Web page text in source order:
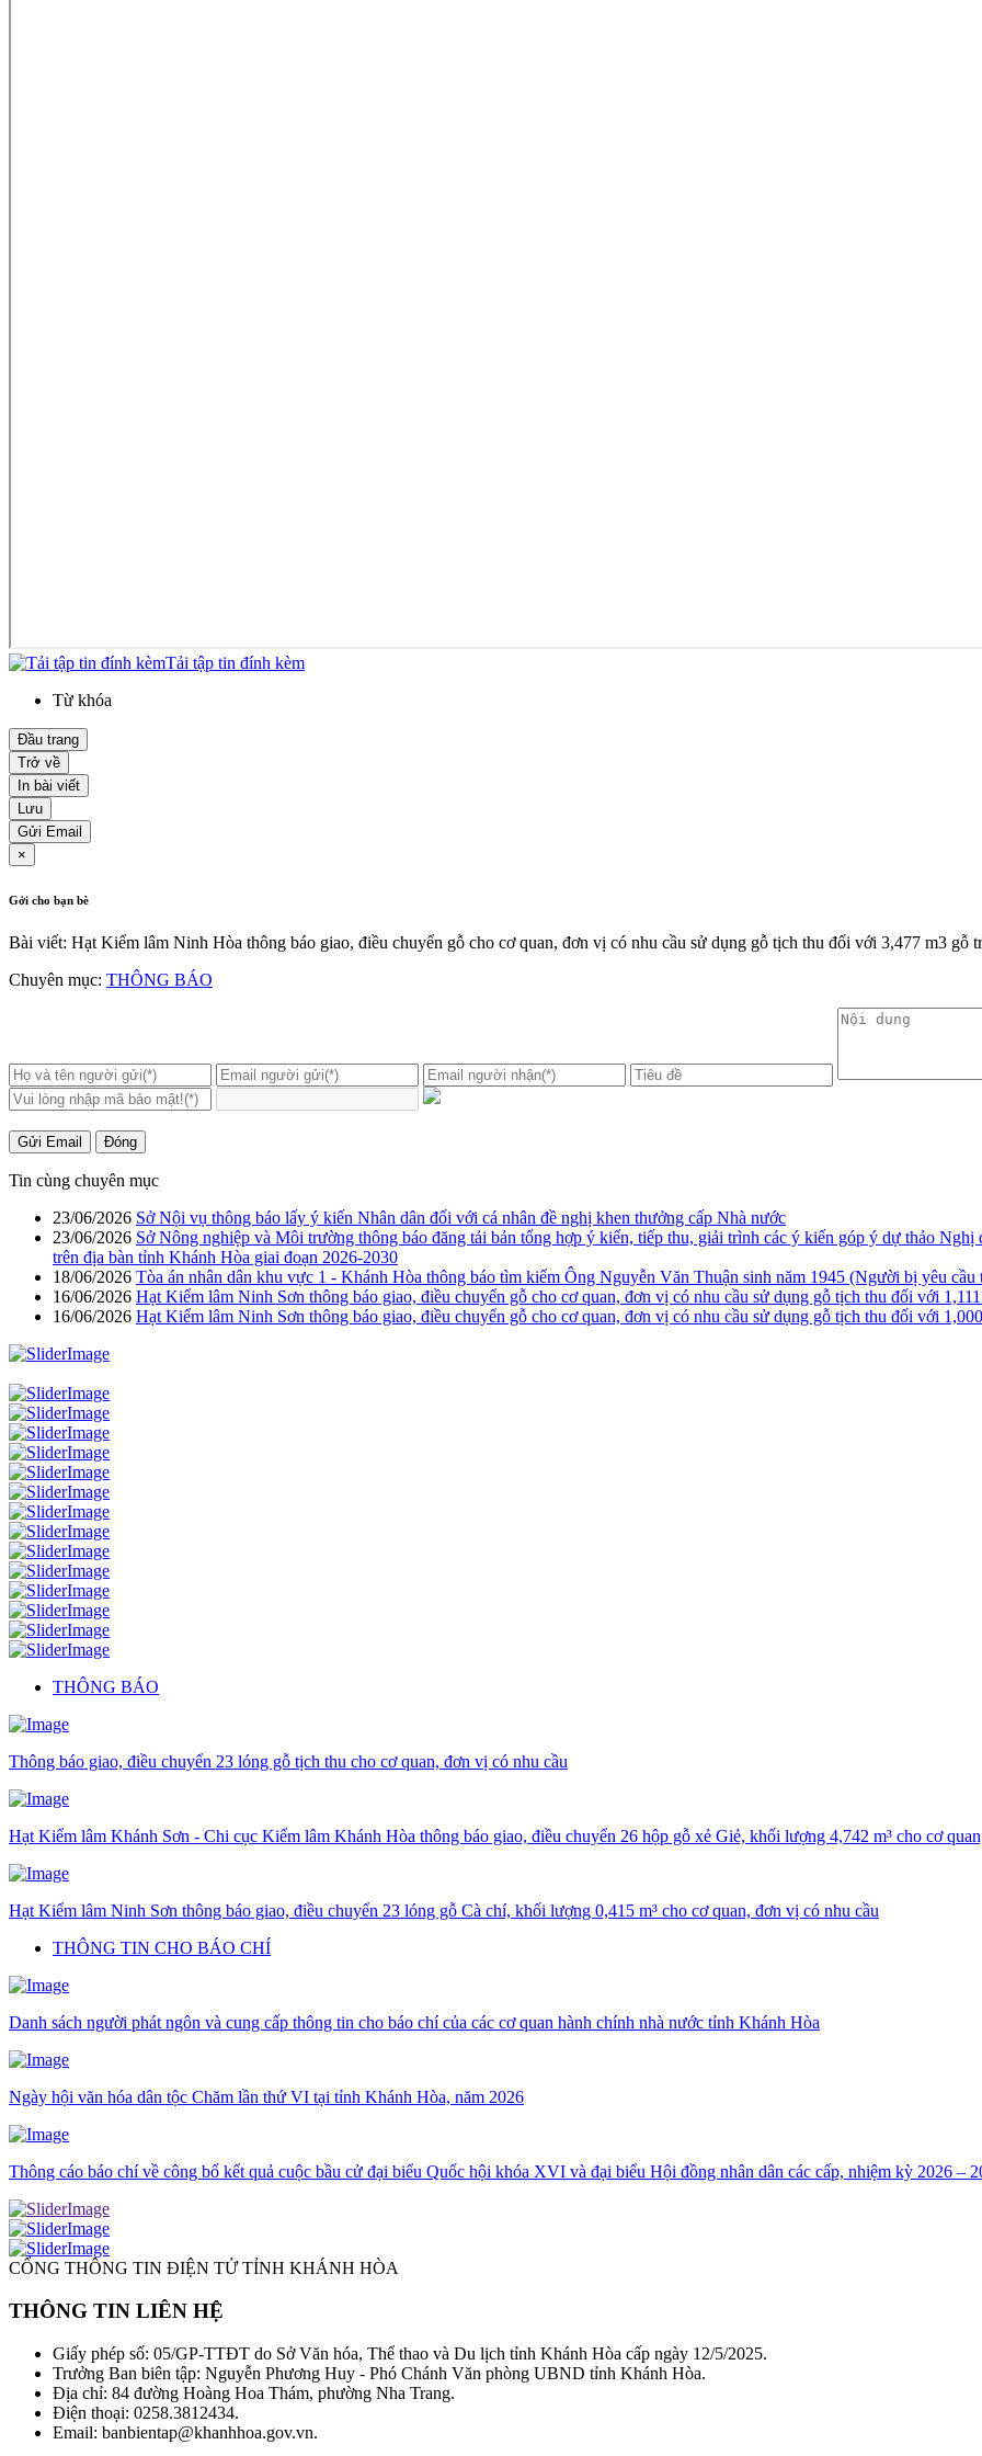
Tải tập tin đính kèm
Từ khóa
Đầu trang
Trở về
In bài viết
Lưu
Gửi Email
×
Gởi cho bạn bè
Bài viết: Hạt Kiểm lâm Ninh Hòa thông báo giao, điều chuyển gỗ cho cơ quan, đơn vị có nhu cầu sử dụng gỗ tịch thu đối với 3,477 m3 gỗ
Chuyên mục: THÔNG BÁO
Gửi Email Đóng
Tin cùng chuyên mục
23/06/2026 Sở Nội vụ thông báo lấy ý kiến Nhân dân đối với cá nhân đề nghị khen thưởng cấp Nhà nước
23/06/2026 Sở Nông nghiệp và Môi trường thông báo đăng tải bản tổng hợp ý kiến, tiếp thu, giải trình các ý kiến góp ý dự thảo
trên địa bàn tỉnh Khánh Hòa giai đoạn 2026-2030
18/06/2026 Tòa án nhân dân khu vực 1 - Khánh Hòa thông báo tìm kiếm Ông Nguyễn Văn Thuận sinh năm 1945 (Người bị yêu cầu
16/06/2026 Hạt Kiểm lâm Ninh Sơn thông báo giao, điều chuyển gỗ cho cơ quan, đơn vị có nhu cầu sử dụng gỗ tịch thu đối với
16/06/2026 Hạt Kiểm lâm Ninh Sơn thông báo giao, điều chuyển gỗ cho cơ quan, đơn vị có nhu cầu sử dụng gỗ tịch thu đối với
THÔNG BÁO
Thông báo giao, điều chuyển 23 lóng gỗ tịch thu cho cơ quan, đơn vị có nhu cầu
Hạt Kiểm lâm Khánh Sơn - Chi cục Kiểm lâm Khánh Hòa thông báo giao, điều chuyển 26 hộp gỗ xẻ Giẻ, khối lượng 4,742 m³ cho cơ
Hạt Kiểm lâm Ninh Sơn thông báo giao, điều chuyển 23 lóng gỗ Cà chí, khối lượng 0,415 m³ cho cơ quan, đơn vị có nhu cầu
THÔNG TIN CHO BÁO CHÍ
Danh sách người phát ngôn và cung cấp thông tin cho báo chí của các cơ quan hành chính nhà nước tỉnh Khánh Hòa
Ngày hội văn hóa dân tộc Chăm lần thứ VI tại tỉnh Khánh Hòa, năm 2026
Thông cáo báo chí về công bố kết quả cuộc bầu cử đại biểu Quốc hội khóa XVI và đại biểu Hội đồng nhân dân các cấp, nhiệm kỳ 2026 –
CỔNG THÔNG TIN ĐIỆN TỬ TỈNH KHÁNH HÒA
THÔNG TIN LIÊN HỆ
Giấy phép số: 05/GP-TTĐT do Sở Văn hóa, Thể thao và Du lịch tỉnh Khánh Hòa cấp ngày 12/5/2025.
Trưởng Ban biên tập: Nguyễn Phương Huy - Phó Chánh Văn phòng UBND tỉnh Khánh Hòa.
Địa chỉ: 84 đường Hoàng Hoa Thám, phường Nha Trang.
Điện thoại: 0258.3812434.
Email: banbientap@khanhhoa.gov.vn.